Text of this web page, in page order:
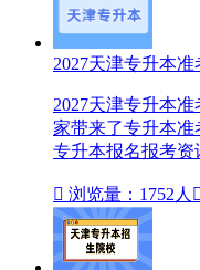
2027天津专升本
2027天津专升本
家带来了专升本
专升本报名报考资
 浏览量：1752人 